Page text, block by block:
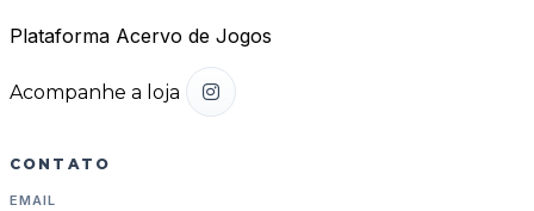
Plataforma Acervo de Jogos
Acompanhe a loja
CONTATO
EMAIL